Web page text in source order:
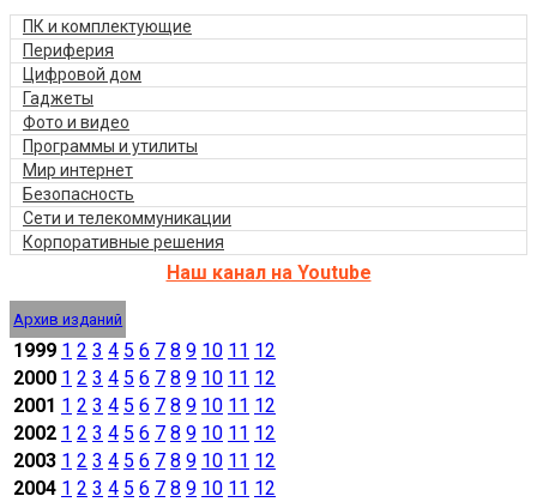
ПК и комплектующие
Периферия
Цифровой дом
Гаджеты
Фото и видео
Программы и утилиты
Мир интернет
Безопасность
Сети и телекоммуникации
Корпоративные решения
Наш канал на Youtube
Архив изданий
1999 1 2 3 4 5 6 7 8 9 10 11 12
2000 1 2 3 4 5 6 7 8 9 10 11 12
2001 1 2 3 4 5 6 7 8 9 10 11 12
2002 1 2 3 4 5 6 7 8 9 10 11 12
2003 1 2 3 4 5 6 7 8 9 10 11 12
2004 1 2 3 4 5 6 7 8 9 10 11 12